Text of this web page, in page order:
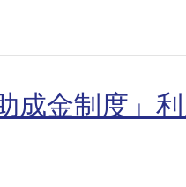
成金制度」